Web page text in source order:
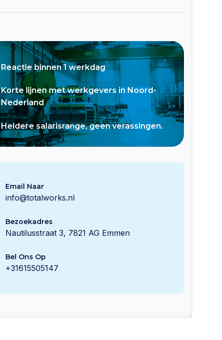
Reactie binnen 1 werkdag
Korte lijnen met werkgevers in Noord-
Nederland
Heldere salarisrange, geen verassingen.
Email Naar
info@totalworks.nl
Bezoekadres
Nautilusstraat 3, 7821 AG Emmen
Bel Ons Op
+31615505147